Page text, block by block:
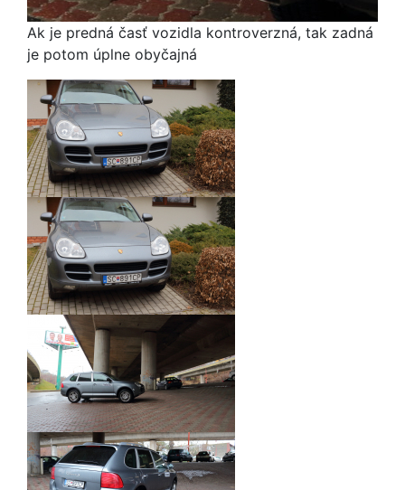
Ak je predná časť vozidla kontroverzná, tak zadná
je potom úplne obyčajná